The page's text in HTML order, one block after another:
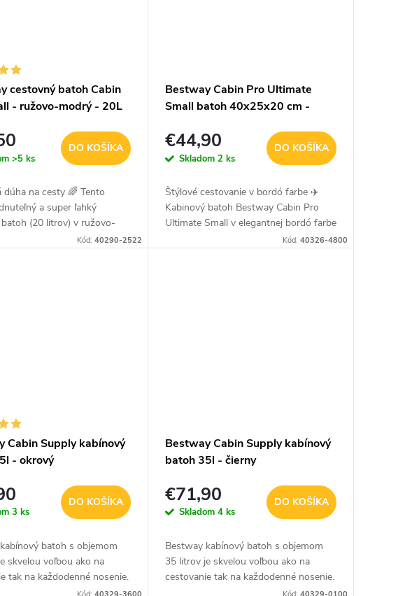
cestovný batoh Cabin
- ružovo-modrý - 20L
>5 ks
DO KOŠÍKA
dúha na cesty 🌈 Tento
a super ľahký
(20 litrov) v ružovo-
prevedení jeKód: 40290-2522
Bestway Cabin Pro Ultimate
Small batoh 40x25x20 cm -
€44,90
Skladom 2 ks
DO KOŠÍKA
Štýlové cestovanie v bordó farbe ✈️
Kabinový batoh Bestway Cabin Pro
Ultimate Small v elegantnej bordó farbe
je ideálnym riešením pre moderných
Kód: 40326-4800
Cabin Supply kabínový
- okrový
3 ks
DO KOŠÍKA
batoh s objemom
skvelou voľbou ako na
tak na každodenné nosenie.
je skvelou voľbou pre
Bestway Cabin Supply kabínový
batoh 35l - čierny
€71,90
Skladom 4 ks
DO KOŠÍKA
Bestway kabínový batoh s objemom
35 litrov je skvelou voľbou ako na
cestovanie tak na každodenné nosenie.
Tento batoh je skvelou voľbou pre